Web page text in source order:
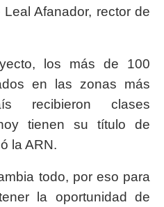
Leal Afanador, rector de
los más de 100
en las zonas más
recibieron clases
tienen su título de
la ARN.
todo, por eso para
la oportunidad de